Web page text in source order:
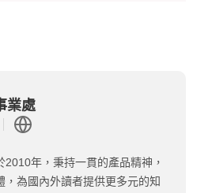
業處
2010年，秉持一貫的產品精神，
，為國內外讀者提供更多元的知